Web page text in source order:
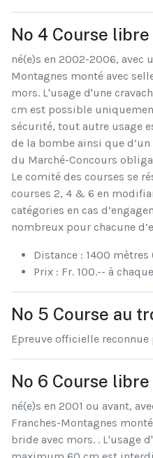
No 4 Course
né(e)s en 2002-2006, avec
Montagnes monté avec
mors. L'usage d'une
cm est possible
sécurité, tout autre usage
de la bombe ainsi que
du Marché-Concours
Le comité des courses se
courses 2, 4 & 6 en
catégories en cas
nombreux pour chacune
Distance : 1400
Prix : Fr. 100.-- à
No 5 Course au
Epreuve officielle reconnue
No 6 Course
né(e)s en 2001 ou avant,
Franches-Montagnes
bride avec mors. . L'usage